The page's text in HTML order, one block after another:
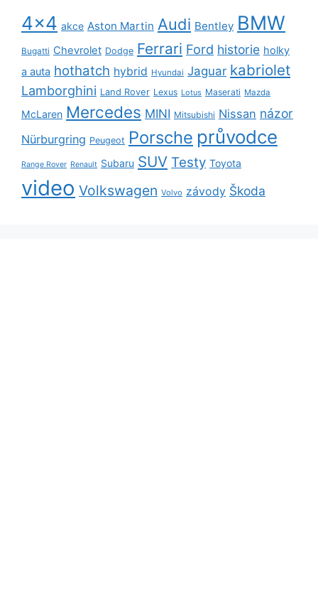
4x4 akce Aston Martin Audi Bentley BMW
Bugatti Chevrolet Dodge Ferrari Ford historie holky
a auta hothatch hybrid Hyundai Jaguar kabriolet
Lamborghini Land Rover Lexus Lotus Maserati Mazda
McLaren Mercedes MINI Mitsubishi Nissan názor
Nürburgring Peugeot Porsche průvodce
Range Rover Renault Subaru SUV Testy Toyota
video Volkswagen Volvo závody Škoda